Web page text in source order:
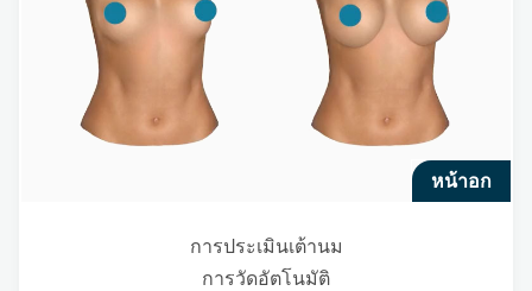
หน้าอก
การประเมินเต้านม
การวัดอัตโนมัติ